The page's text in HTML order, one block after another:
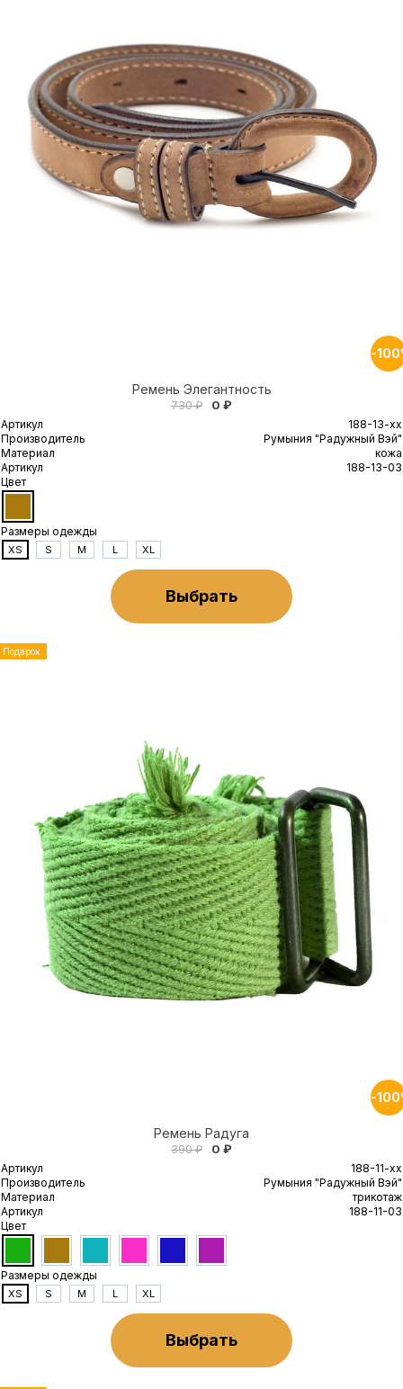
-
Ремень Элегантность
730 ₽ 0 ₽
Артикул
188-13-xx
Производитель
Румыния "Радужный Вэй"
Материал
кожа
Артикул
188-13-03
Цвет
Размеры одежды
XS S M L XL
Выбрать
-
Подарок
Ремень Радуга
390 ₽ 0 ₽
Артикул
188-11-xx
Производитель
Румыния "Радужный Вэй"
Материал
трикотаж
Артикул
188-11-03
Цвет
Размеры одежды
XS S M L XL
Выбрать